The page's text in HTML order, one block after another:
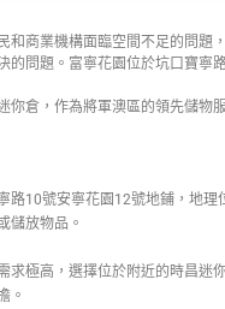
和商業機構面臨空間不足的問題
的問題。富寧花園位於坑口寶寧
你倉，作為將軍澳區的領先儲物
路10號安寧花園12號地鋪，地
儲放物品。
求極高，選擇位於附近的時昌迷
。